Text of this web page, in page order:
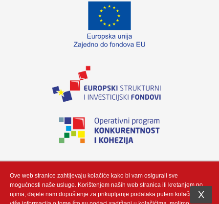
„Izradu internetske stranice sufinancirala je Europska unija iz Europskog fonda
Neutrino Tau d.o.o“
Ove web stranice zahtijevaju kolačiće kako bi vam osigurali sve
mogućnosti naše usluge. Korištenjem naših web stranica ili kretanjem po
njima, dajete nam dopuštenje za prikupljanje podataka putem kolačić. Za
X